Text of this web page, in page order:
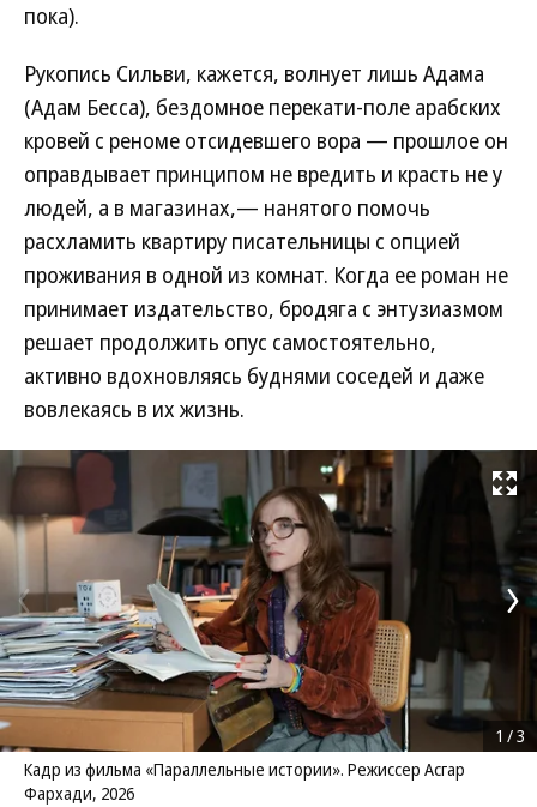
пока).
Рукопись Сильви, кажется, волнует лишь Адама
(Адам Бесса), бездомное перекати-поле арабских
кровей с реноме отсидевшего вора — прошлое он
оправдывает принципом не вредить и красть не у
людей, а в магазинах,— нанятого помочь
расхламить квартиру писательницы с опцией
проживания в одной из комнат. Когда ее роман не
принимает издательство, бродяга с энтузиазмом
решает продолжить опус самостоятельно,
активно вдохновляясь буднями соседей и даже
вовлекаясь в их жизнь.
Развернуть
Кадр из фильма «Параллельные истории». Режиссер Асгар
Фархади, 2026
1 /3